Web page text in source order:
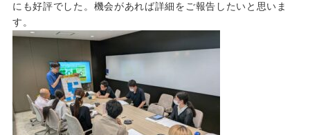
にも好評でした。機会があれば詳細をご報告したいと思いま
す。